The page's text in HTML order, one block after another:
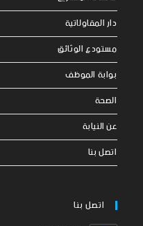
دار المقاولاتية
مستودع الوثائق
بوابة الموظف
الصحة
عن النيابة
اتصل بنا
اتصل بنا